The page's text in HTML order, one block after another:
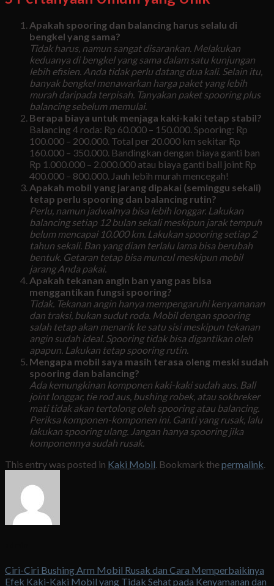
Apakah spooring dan balancing harus selalu di
bengkel yang sama?
Tidak harus, namun sangat disarankan. Melakukan
keduanya di bengkel yang sama dalam satu kunjungan
lebih efisien. Anda tidak perlu datang dua kali. Selain itu,
banyak bengkel menawarkan harga paket yang lebih
murah daripada terpisah. Tanyakan paket spooring plus
balancing sebelum memulai.
Berapa biaya untuk menjaga kaki-kaki tetap stabil?
Balancing 4 roda: Rp 60.000 – 150.000. Spooring: Rp
100.000 – 200.000. Total per 20.000 km sekitar Rp
160.000 – 350.000. Bandingkan dengan biaya ganti ban
Rp 1.000.000 – 2.000.000 atau biaya ganti ball joint Rp
400.000 – 800.000. Jauh lebih murah mencegah!
Apakah mobil yang jarang dipakai (seminggu sekali)
tetap perlu spooring dan balancing rutin?
Perlu, namun jadwalnya bisa lebih longgar. Lakukan
balancing setiap 12 bulan sekali meskipun jarak tempuh
belum mencapai 10.000 km. Lakukan spooring setiap 2
tahun sekali. Ban yang diam terlalu lama bisa berubah
bentuk. Getaran tetap bisa muncul meskipun mobil
jarang Anda pakai.
Apakah tekanan angin ban yang pas bisa
menggantikan fungsi spooring?
Tidak. Tekanan angin hanya mempengaruhi kenyamanan
dan traksi, bukan sudut roda. Mobil dengan spooring
salah tetap akan menarik ke satu sisi meskipun tekanan
angin sudah ideal. Spooring tidak bisa digantikan oleh
apapun. Lakukan tetap spooring rutin.
Mengapa mobil saya masih terasa oleng meski sudah
spooring dan balancing?
Ada kemungkinan komponen kaki-kaki sudah aus. Ball
joint longgar, tie rod aus, bushing robek, atau sokbreker
mati tidak akan tertolong oleh spooring atau balancing.
Periksa komponen-komponen ini. Ganti yang rusak, lalu
lakukan spooring ulang. Jangan hanya spooring jika
komponennya sudah rusak.
This entry was posted in Kaki Mobil. Bookmark thepermalink.
Ciri-Ciri Bushing Arm Mobil Rusak dan Cara Memperbaikinya
Efek Kaki-Kaki Mobil yang Tidak Sehat pada Kenyamanan dan